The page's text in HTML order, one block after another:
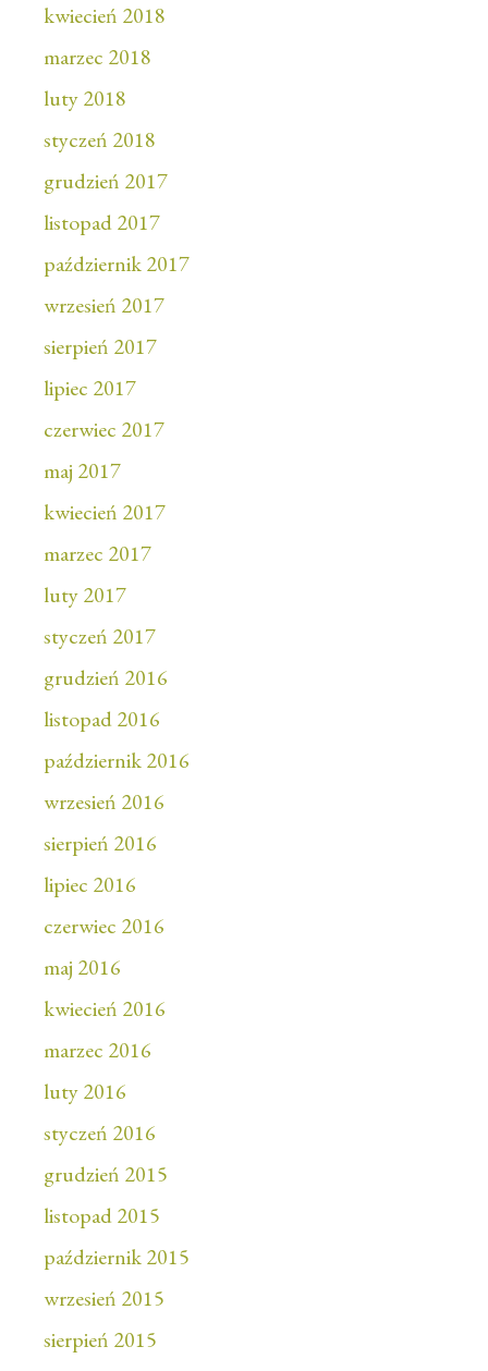
kwiecień 2018
marzec 2018
luty 2018
styczeń 2018
grudzień 2017
listopad 2017
październik 2017
wrzesień 2017
sierpień 2017
lipiec 2017
czerwiec 2017
maj 2017
kwiecień 2017
marzec 2017
luty 2017
styczeń 2017
grudzień 2016
listopad 2016
październik 2016
wrzesień 2016
sierpień 2016
lipiec 2016
czerwiec 2016
maj 2016
kwiecień 2016
marzec 2016
luty 2016
styczeń 2016
grudzień 2015
listopad 2015
październik 2015
wrzesień 2015
sierpień 2015